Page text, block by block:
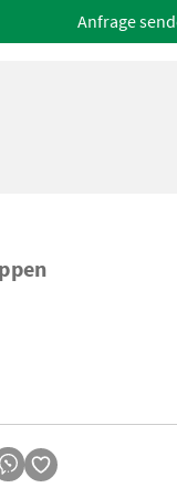
Anfrage